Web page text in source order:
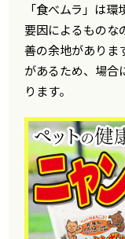
「食べムラ」は
要因によるものな
善の余地がありま
があるため、場合
ります。